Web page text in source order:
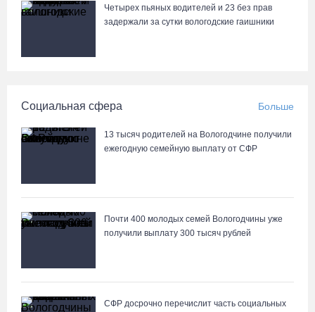
06.08.26 / 15:42
Вологжане смогут сводить родителей в музей Китая со скидкой
87-летний пассажир и его внук пострадали под Вологдой в
слетевшем в кювет авто
Четверых вологжан осудили за попытку распространения 2,5 кг
наркотиков
зарядкой и марафоном
Четырех пьяных водителей и 23 без прав
задержали за сутки вологодские гаишники
Социальная сфера Больше
13 тысяч родителей на Вологодчине получили
ежегодную семейную выплату от СФР
Почти 400 молодых семей Вологодчины уже
получили выплату 300 тысяч рублей
СФР досрочно перечислит часть социальных